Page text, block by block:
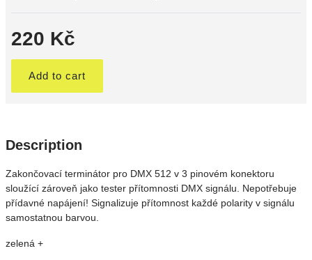
220 Kč
Add to cart
Description
Zakončovací terminátor pro DMX 512 v 3 pinovém konektoru
sloužící zároveň jako tester přítomnosti DMX signálu. Nepotřebuje
přídavné napájení! Signalizuje přítomnost každé polarity v signálu
samostatnou barvou.
zelená +